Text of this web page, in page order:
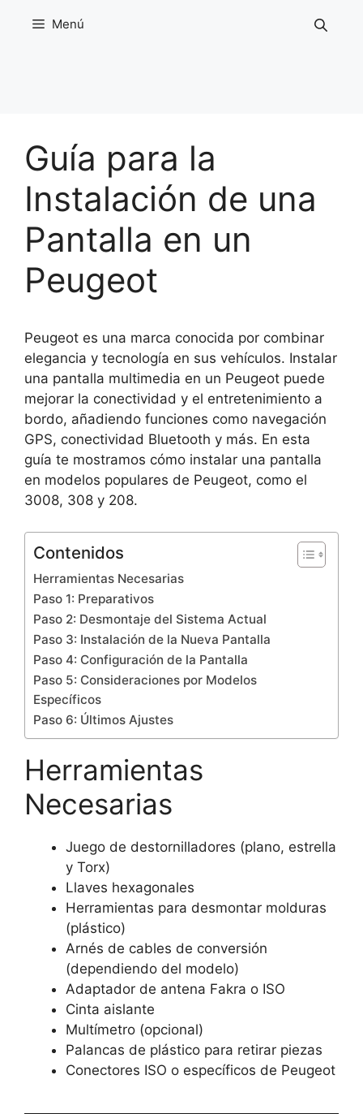
Menú
Guía para la
Instalación de una
Pantalla en un
Peugeot
Peugeot es una marca conocida por combinar
elegancia y tecnología en sus vehículos. Instalar
una pantalla multimedia en un Peugeot puede
mejorar la conectividad y el entretenimiento a
bordo, añadiendo funciones como navegación
GPS, conectividad Bluetooth y más. En esta
guía te mostramos cómo instalar una pantalla
en modelos populares de Peugeot, como el
3008, 308 y 208.
Contenidos
Herramientas Necesarias
Paso 1: Preparativos
Paso 2: Desmontaje del Sistema Actual
Paso 3: Instalación de la Nueva Pantalla
Paso 4: Configuración de la Pantalla
Paso 5: Consideraciones por Modelos
Específicos
Paso 6: Últimos Ajustes
Herramientas
Necesarias
Juego de destornilladores (plano, estrella
y Torx)
Llaves hexagonales
Herramientas para desmontar molduras
(plástico)
Arnés de cables de conversión
(dependiendo del modelo)
Adaptador de antena Fakra o ISO
Cinta aislante
Multímetro (opcional)
Palancas de plástico para retirar piezas
Conectores ISO o específicos de Peugeot